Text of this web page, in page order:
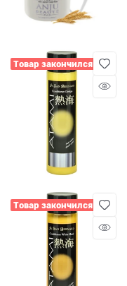
Товар закончился
Товар закончился